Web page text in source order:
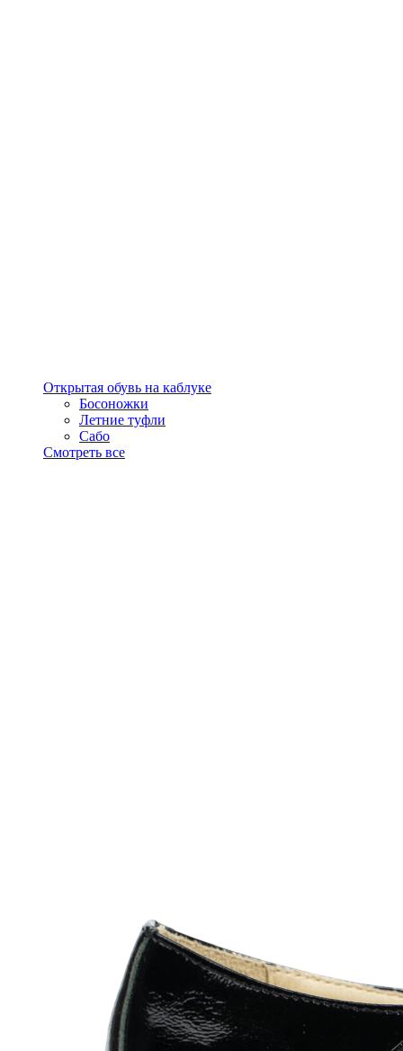
Открытая обувь на каблуке
Босоножки
Летние туфли
Сабо
Смотреть все